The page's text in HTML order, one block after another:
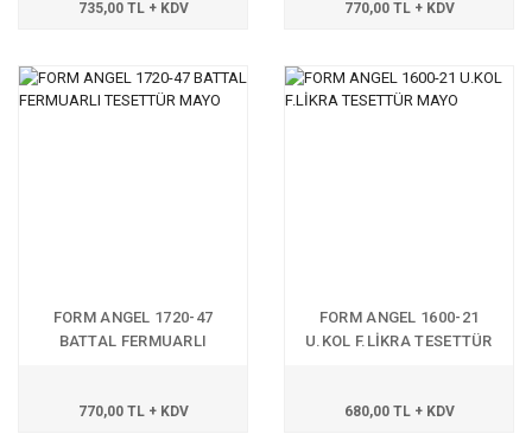
735,00 TL + KDV 770,00 TL + KDV
FORM ANGEL 1720-47
BATTAL FERMUARLI
770,00 TL + KDV
FORM ANGEL 1600-21
U.KOL F.LİKRA TESETTÜR
680,00 TL + KDV